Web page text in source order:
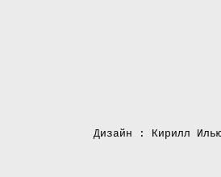
Дизайн : Кирилл